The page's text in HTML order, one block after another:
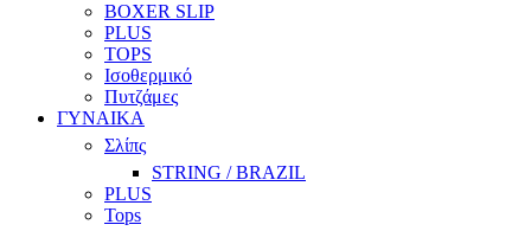
BOXER SLIP
PLUS
TOPS
Ισοθερμικό
Πυτζάμες
ΓΥΝΑΙΚΑ
Σλίπς
STRING / BRAZIL
PLUS
Tops